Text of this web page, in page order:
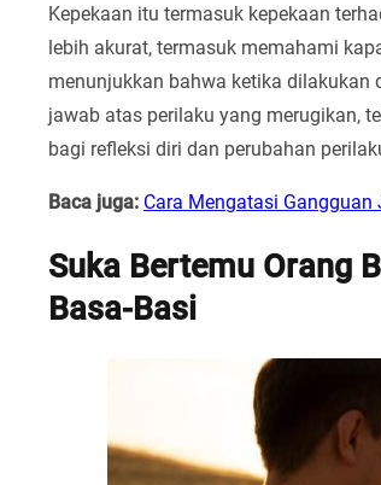
Kepekaan itu termasuk kepekaan
lebih akurat, termasuk memahami
menunjukkan bahwa ketika dilakukan
jawab atas perilaku yang merugikan,
bagi refleksi diri dan perubahan
Baca juga: Cara Mengatasi Gangguan
Suka Bertemu Orang
Basa-Basi